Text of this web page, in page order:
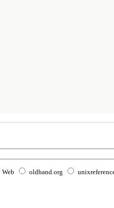
Web oldhand.org